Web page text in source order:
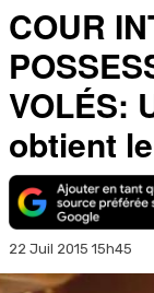
COUR
VOLÉS:
obtient
22 Juil 2015 15h45